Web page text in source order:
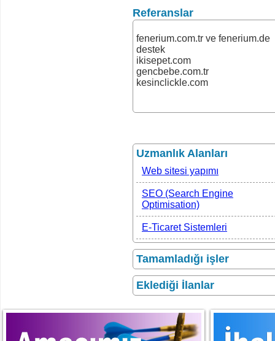
Referanslar
fenerium.com.tr ve fenerium.de
destek
ikisepet.com
gencbebe.com.tr
kesinclickle.com
Uzmanlık Alanları
Web sitesi yapımı
SEO (Search Engine
Optimisation)
E-Ticaret Sistemleri
Tamamladığı işler
Eklediği İlanlar